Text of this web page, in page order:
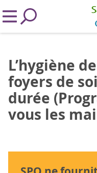
L’hygiène
foyers de
durée
vous les